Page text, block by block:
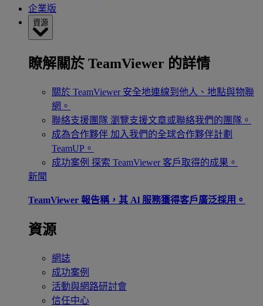
企業版
資源
瞭解關於 TeamViewer 的詳情
關於 TeamViewer 安全地連線到他人、地點與物聯
網。
聯絡支援團隊 瀏覽支援文章或聯絡我們的團隊。
成為合作夥伴 加入我們的全球合作夥伴計劃
TeamUP。
成功案例 探索 TeamViewer 客戶取得的成果。
新聞
TeamViewer 報告稱，其 Al 服務獲得客戶廣泛採用。
資源
網誌
成功案例
活動與網路研討會
信任中心